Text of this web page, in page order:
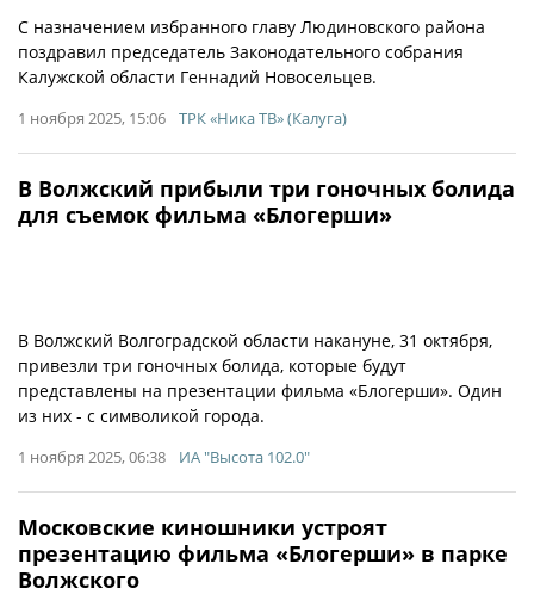
С назначением избранного главу Людиновского района
поздравил председатель Законодательного собрания
Калужской области Геннадий Новосельцев.
1 ноября 2025, 15:06 ТРК «Ника ТВ» (Калуга)
В Волжский прибыли три гоночных болида
для съемок фильма «Блогерши»
В Волжский Волгоградской области накануне, 31 октября,
привезли три гоночных болида, которые будут
представлены на презентации фильма «Блогерши». Один
из них - с символикой города.
1 ноября 2025, 06:38 ИА "Высота 102.0"
Московские киношники устроят
презентацию фильма «Блогерши» в парке
Волжского